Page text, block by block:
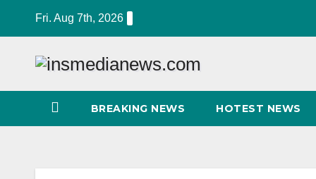
Fri. Aug 7th, 2026
BREAKING NEWS HOTEST NEWS